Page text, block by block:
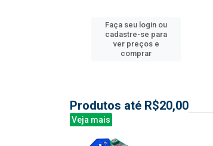
Faça seu login ou
cadastre-se para
ver preços e
comprar
Produtos até R$20,00
Veja mais